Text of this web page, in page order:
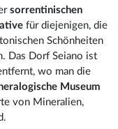
sorrentinischen
für diejenigen, die
Schönheiten
Das Dorf Seiano ist
wo man die
Museum
von Mineralien,